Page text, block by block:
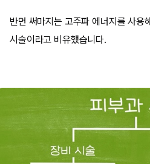
반면 써마지는 고주파 에너지를 사용
시술이라고 비유했습니다.